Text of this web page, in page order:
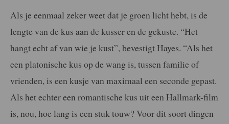
Als je eenmaal zeker weet dat je groen licht hebt, is de
lengte van de kus aan de kusser en de gekuste. “Het
hangt echt af van wie je kust”, bevestigt Hayes. “Als het
een platonische kus op de wang is, tussen familie of
vrienden, is een kusje van maximaal een seconde gepast.
Als het echter een romantische kus uit een Hallmark-film
is, nou, hoe lang is een stuk touw? Voor dit soort dingen